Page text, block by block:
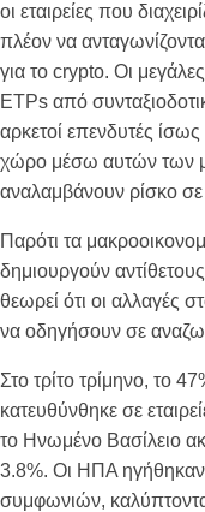
οι εταιρείες που
πλέον να
για το crypto. Οι
ETPs από
αρκετοί επενδυτές
χώρο μέσω αυτών των
αναλαμβάνουν ρίσκο
Παρότι τα
δημιουργούν
θεωρεί ότι οι αλλαγές
να οδηγήσουν σε
Στο τρίτο τρίμηνο, το
κατευθύνθηκε σε
το Ηνωμένο Βασίλειο
3.8%. Οι ΗΠΑ
συμφωνιών,